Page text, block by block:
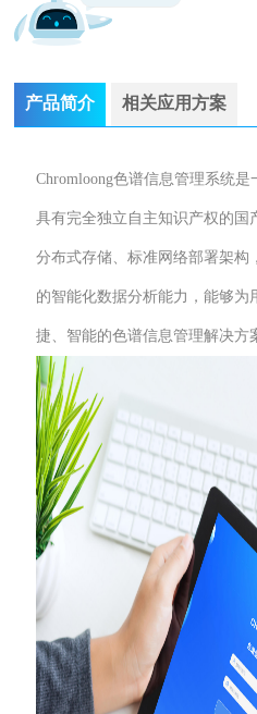
产品简介 相关应用方案
Chromloong色谱信息管理系统
具有完全独立自主知识产权的国
分布式存储、标准网络部署架
的智能化数据分析能力，能够为
捷、智能的色谱信息管理解决方